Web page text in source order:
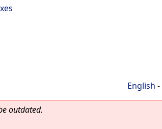
English -
outdated.